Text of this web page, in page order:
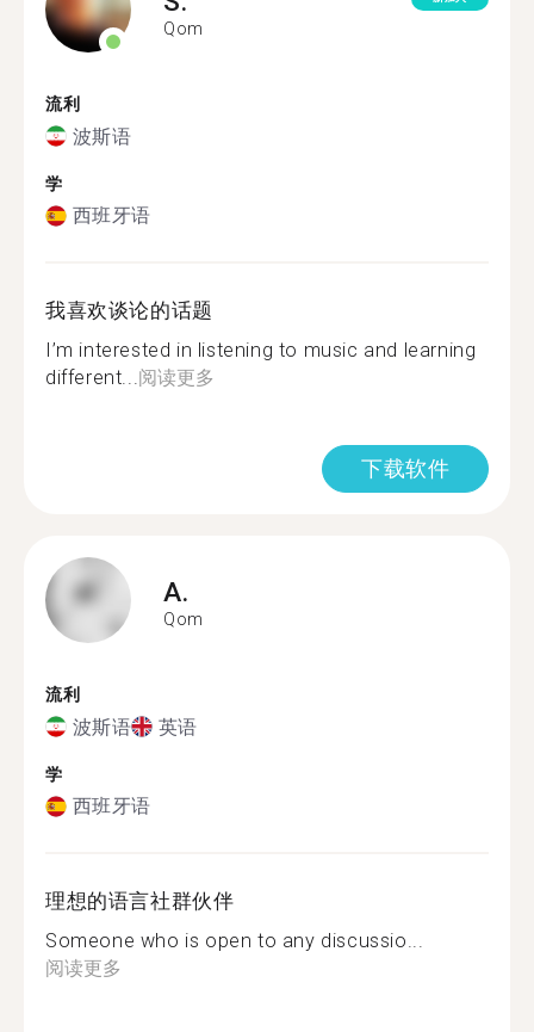
Qom
流利
波斯语
学
西班牙语
我喜欢谈论的话题
I’m interested in listening to music and learning
different...阅读更多
下载软件
A.
Qom
流利
波斯语 英语
学
西班牙语
理想的语言社群伙伴
Someone who is open to any discussio...
阅读更多